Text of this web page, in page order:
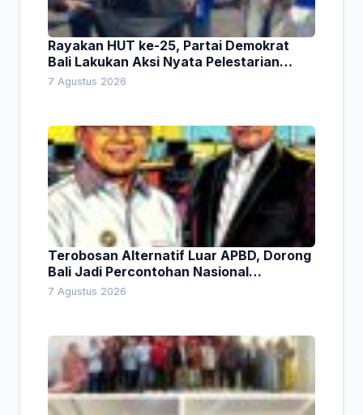
Rayakan HUT ke-25, Partai Demokrat
Bali Lakukan Aksi Nyata Pelestarian
Lingkungan
7 Agustus 2026
Terobosan Alternatif Luar APBD, Dorong
Bali Jadi Percontohan Nasional
Pembiayaan Daerah
7 Agustus 2026